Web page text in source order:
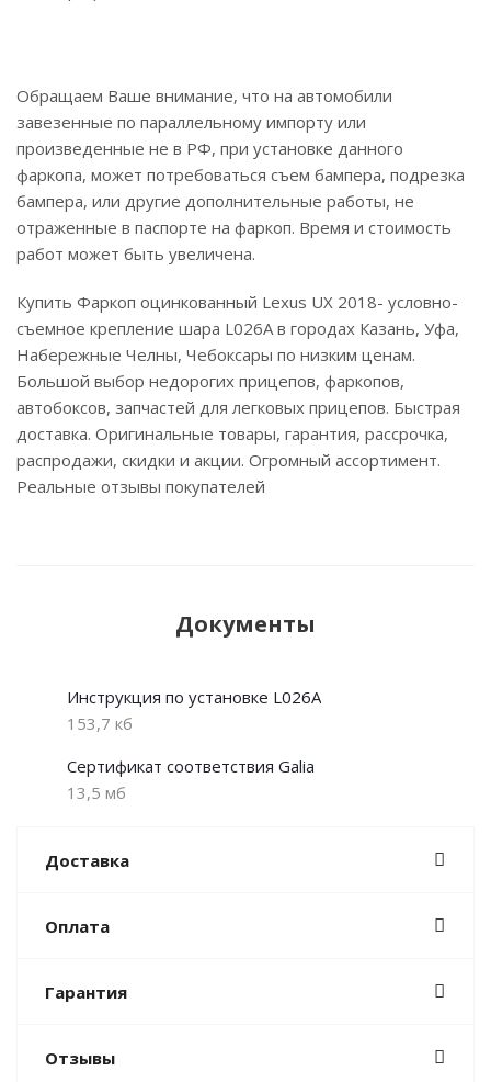
Обращаем Ваше внимание, что на автомобили
завезенные по параллельному импорту или
произведенные не в РФ, при установке данного
фаркопа, может потребоваться съем бампера, подрезка
бампера, или другие дополнительные работы, не
отраженные в паспорте на фаркоп. Время и стоимость
работ может быть увеличена.
Купить Фаркоп оцинкованный Lexus UX 2018- условно-
съемное крепление шара L026A в городах Казань, Уфа,
Набережные Челны, Чебоксары по низким ценам.
Большой выбор недорогих прицепов, фаркопов,
автобоксов, запчастей для легковых прицепов. Быстрая
доставка. Оригинальные товары, гарантия, рассрочка,
распродажи, скидки и акции. Огромный ассортимент.
Реальные отзывы покупателей
Документы
Инструкция по установке L026A
153,7 кб
Сертификат соответствия Galia
13,5 мб
Доставка
Оплата
Гарантия
Отзывы